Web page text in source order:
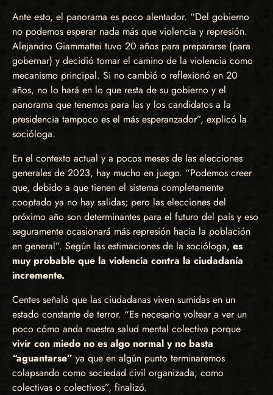
Ante esto, el panorama es poco alentador. “Del gobierno
no podemos esperar nada más que violencia y represión.
Alejandro Giammattei tuvo 20 años para prepararse (para
gobernar) y decidió tomar el camino de la violencia como
mecanismo principal. Si no cambió o reflexionó en 20
años, no lo hará en lo que resta de su gobierno y el
panorama que tenemos para las y los candidatos a la
presidencia tampoco es el más esperanzador”, explicó la
socióloga.
En el contexto actual y a pocos meses de las elecciones
generales de 2023, hay mucho en juego. “Podemos creer
que, debido a que tienen el sistema completamente
cooptado ya no hay salidas; pero las elecciones del
próximo año son determinantes para el futuro del país y eso
seguramente ocasionará más represión hacia la población
en general”. Según las estimaciones de la socióloga, es
muy probable que la violencia contra la ciudadanía
incremente.
Centes señaló que las ciudadanas viven sumidas en un
estado constante de terror. “Es necesario voltear a ver un
poco cómo anda nuestra salud mental colectiva porque
vivir con miedo no es algo normal y no basta
“aguantarse” ya que en algún punto terminaremos
colapsando como sociedad civil organizada, como
colectivas o colectivos”, finalizó.